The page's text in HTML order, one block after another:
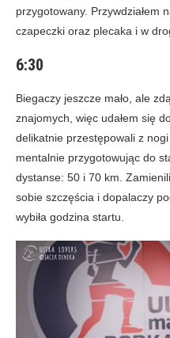
przygotowany. Przywdziałem
czapeczki oraz plecaka i w
6:30
Biegaczy jeszcze mało, ale
znajomych, więc udałem się
delikatnie przestępowali z
mentalnie przygotowując do
dystanse: 50 i 70 km.
sobie szczęścia i dopalaczy
wybiła godzina startu.